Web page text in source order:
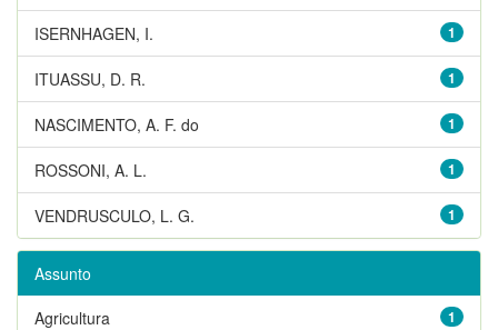
1
ISERNHAGEN, I.
1
ITUASSU, D. R.
1
NASCIMENTO, A. F. do
1
ROSSONI, A. L.
1
VENDRUSCULO, L. G.
Assunto
1
Agricultura